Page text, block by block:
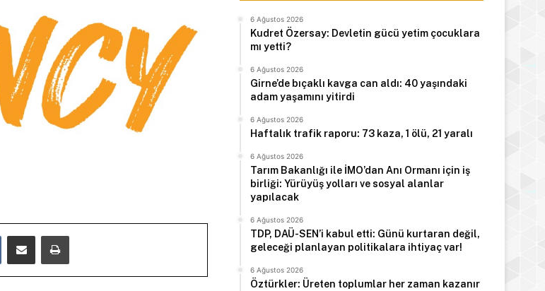
VKontakteE-Posta ile paylaş Yazdır
6 Ağustos 2026
Kudret Özersay: Devletin gücü yetim çocuklara
mı yetti?
6 Ağustos 2026
Girne’de bıçaklı kavga can aldı: 40 yaşındaki
adam yaşamını yitirdi
6 Ağustos 2026
Haftalık trafik raporu: 73 kaza, 1 ölü, 21 yaralı
6 Ağustos 2026
Tarım Bakanlığı ile İMO’dan Anı Ormanı için iş
birliği: Yürüyüş yolları ve sosyal alanlar
yapılacak
6 Ağustos 2026
TDP, DAÜ-SEN’i kabul etti: Günü kurtaran değil,
geleceği planlayan politikalara ihtiyaç var!
6 Ağustos 2026
Öztürkler: Üreten toplumlar her zaman kazanır